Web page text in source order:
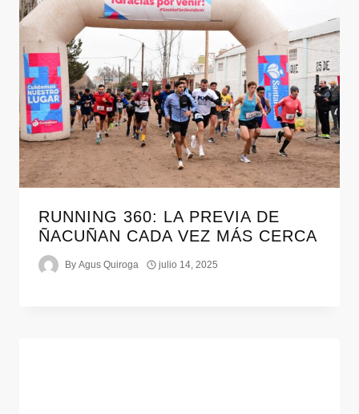
RUNNING 360: LA PREVIA DE
ÑACUÑAN CADA VEZ MÁS CERCA
By Agus Quiroga julio 14, 2025